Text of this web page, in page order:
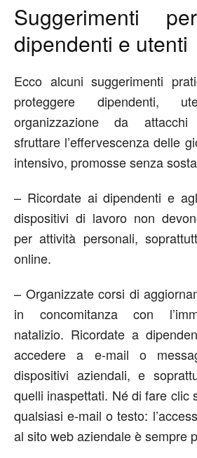
Suggerimenti
dipendenti e utenti
Ecco alcuni suggerimenti
proteggere dipendenti,
organizzazione da
sfruttare l’effervescenza delle
intensivo, promosse senza
– Ricordate ai dipendenti e
dispositivi di lavoro non
per attività personali,
online.
– Organizzate corsi di
in concomitanza con
natalizio. Ricordate a
accedere a e-mail o
dispositivi aziendali, e
quelli inaspettati. Né di fare clic
qualsiasi e-mail o testo:
al sito web aziendale è sempre